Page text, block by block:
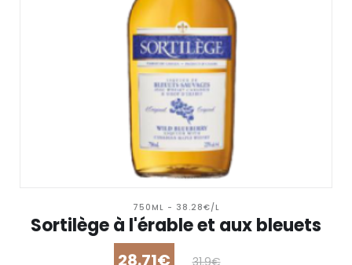
750ML - 38.28€/L
Sortilège à l'érable et aux bleuets
28.71€ 31.9€